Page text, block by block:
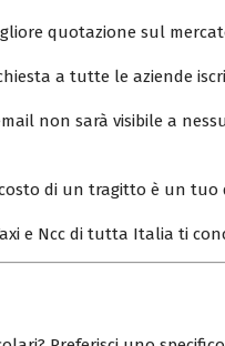
quotazione sul
a tutte le aziende
non sarà visibile a
di un tragitto è un tuo
e Ncc di tutta Italia ti